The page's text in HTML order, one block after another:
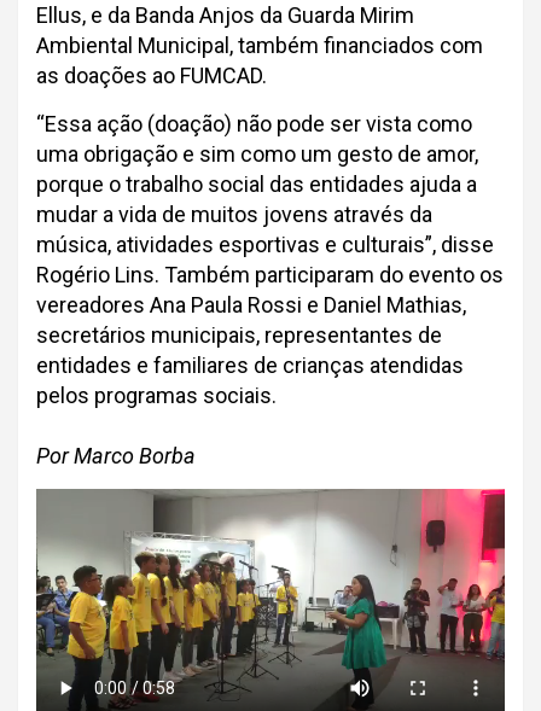
Ellus, e da Banda Anjos da Guarda Mirim
Ambiental Municipal, também financiados com
as doações ao FUMCAD.
“Essa ação (doação) não pode ser vista como
uma obrigação e sim como um gesto de amor,
porque o trabalho social das entidades ajuda a
mudar a vida de muitos jovens através da
música, atividades esportivas e culturais”, disse
Rogério Lins. Também participaram do evento os
vereadores Ana Paula Rossi e Daniel Mathias,
secretários municipais, representantes de
entidades e familiares de crianças atendidas
pelos programas sociais.
Por Marco Borba